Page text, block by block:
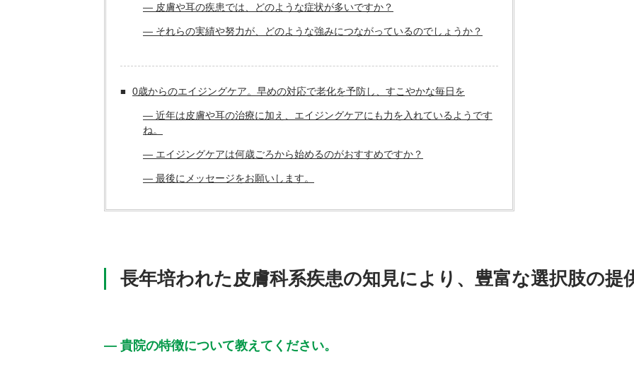
― 皮膚や耳の疾患では、どのような症状が多いですか？
― それらの実績や努力が、どのような強みにつながっているのでしょうか？
0歳からのエイジングケア。早めの対応で老化を予防し、すこやかな毎日を
― 近年は皮膚や耳の治療に加え、エイジングケアにも力を入れているようです
ね。
― エイジングケアは何歳ごろから始めるのがおすすめですか？
― 最後にメッセージをお願いします。
長年培われた皮膚科系疾患の知見により、豊富な選択肢の提
― 貴院の特徴について教えてください。